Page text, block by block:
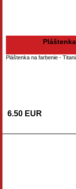
Pláštenka na farbenie -
6.50 EUR